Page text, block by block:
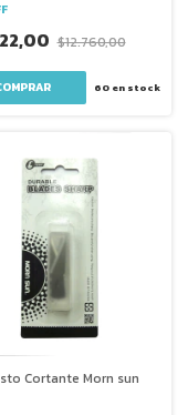
$12.760,00
60 en stock
Cortante Morn sun